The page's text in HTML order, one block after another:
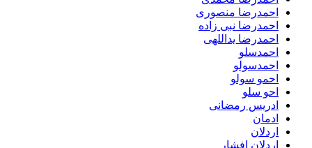
احمدرضا منصوری
احمدرضا نبی زاده
احمدرضا یداللهی
احمدسلو
احمدسولو
احمو سولو
احو سلو
ادریس رمضانی
ادمان
اردلان
اردلان افشار